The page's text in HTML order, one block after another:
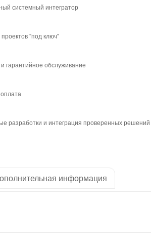
системный интегратор
"под ключ"
гарантийное обслуживание
разработки и интеграция проверенных решений
информация